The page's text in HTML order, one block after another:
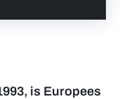
is Europees